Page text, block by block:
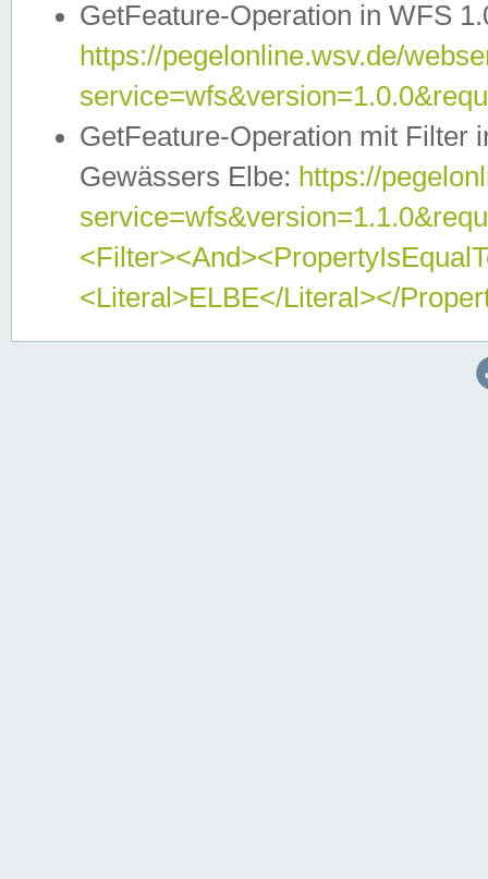
GetFeature-Operation in WFS
https://pegelonline.wsv.de/
GetFeature-Operation mit Filter
Gewässers Elbe: https://
<Literal>ELBE</Literal></